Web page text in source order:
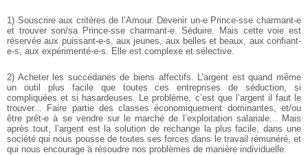
1) Souscrire aux critères de l’Amour. Devenir un-e Prince-sse charmant-e
et trouver son/sa Prince-sse charmant-e. Séduire. Mais cette voie est
réservée aux puissant-e-s, aux jeunes, aux belles et beaux, aux confiant-
e-s, aux expérimenté-e-s. Elle est complexe et sélective.
2) Acheter les succédanés de biens affectifs. L’argent est quand même
un outil plus facile que toutes ces entreprises de séduction, si
compliquées et si hasardeuses. Le problème, c’est que l’argent il faut le
trouver... Faire partie des classes économiquement dominantes, et/ou
être prêt-e à se vendre sur le marché de l’exploitation salariale... Mais
après tout, l’argent est la solution de rechange la plus facile, dans une
société qui nous pousse de toutes ses forces dans le travail rémunéré, et
qui nous encourage à résoudre nos problèmes de manière individuelle.